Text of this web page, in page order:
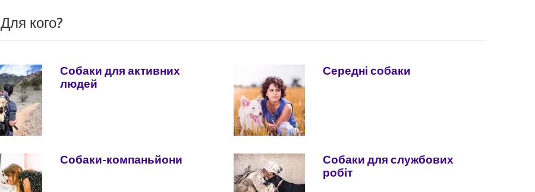
Для кого?
Собаки для активних
людей
Середні собаки
Собаки-компаньйони
Собаки для службових
робіт